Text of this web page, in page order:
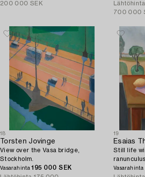
200 000 SEK
Lähtöhinta
700 000
18
Torsten Jovinge
View over the Vasa bridge,
Stockholm.
Vasarahinta195 000 SEK
19
Esaias
Still life
ranunculus.
Vasarahinta